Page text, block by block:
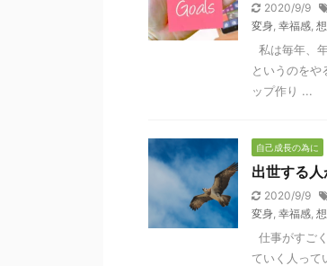
2020/9/9
変身, 幸福感,
私は毎年、
というのをや
ップ作り ...
自己成長の為に
出世する
2020/9/9
変身, 幸福感,
仕事がすご
ていく人って